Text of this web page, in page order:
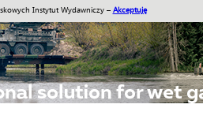
Instytut Wydawniczy – Akceptuję